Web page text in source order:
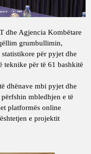
dhe Agjencia Kombëtare
grumbullimin,
për pyjet dhe
teknike për të 61 bashkitë
dhënave mbi pyjet dhe
mbledhjen e të
platformës online
e projektit